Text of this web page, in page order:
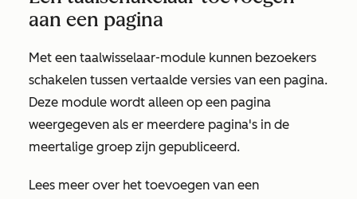
aan een pagina
Met een taalwisselaar-module kunnen bezoekers
schakelen tussen vertaalde versies van een pagina.
Deze module wordt alleen op een pagina
weergegeven als er meerdere pagina's in de
meertalige groep zijn gepubliceerd.
Lees meer over het toevoegen van een